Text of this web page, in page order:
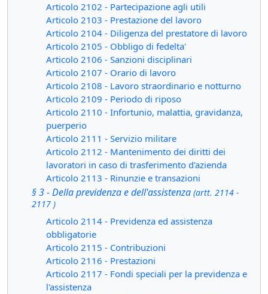
Articolo 2102 - Partecipazione agli utili
Articolo 2103 - Prestazione del lavoro
Articolo 2104 - Diligenza del prestatore di lavoro
Articolo 2105 - Obbligo di fedelta'
Articolo 2106 - Sanzioni disciplinari
Articolo 2107 - Orario di lavoro
Articolo 2108 - Lavoro straordinario e notturno
Articolo 2109 - Periodo di riposo
Articolo 2110 - Infortunio, malattia, gravidanza,
puerperio
Articolo 2111 - Servizio militare
Articolo 2112 - Mantenimento dei diritti dei
lavoratori in caso di trasferimento d'azienda
Articolo 2113 - Rinunzie e transazioni
§ 3 - Della previdenza e dell'assistenza (artt. 2114 -
2117 )
Articolo 2114 - Previdenza ed assistenza
obbligatorie
Articolo 2115 - Contribuzioni
Articolo 2116 - Prestazioni
Articolo 2117 - Fondi speciali per la previdenza e
l'assistenza